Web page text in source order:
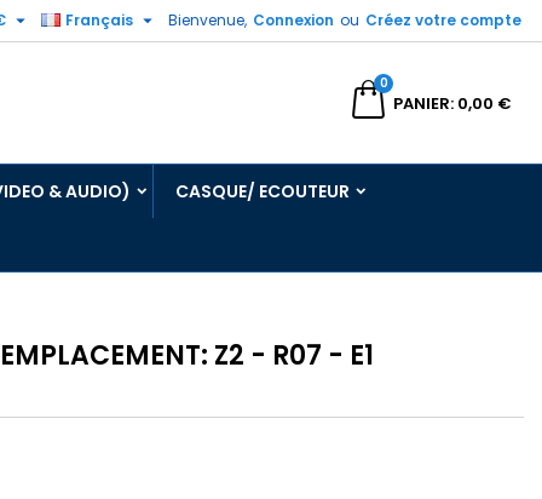
Bienvenue, Connexion ou Créez votre compte
Français 

PANIER
0
0,00 €
& AUDIO) CASQUE/ ECOUTEUR
Z2 - R07 - E1